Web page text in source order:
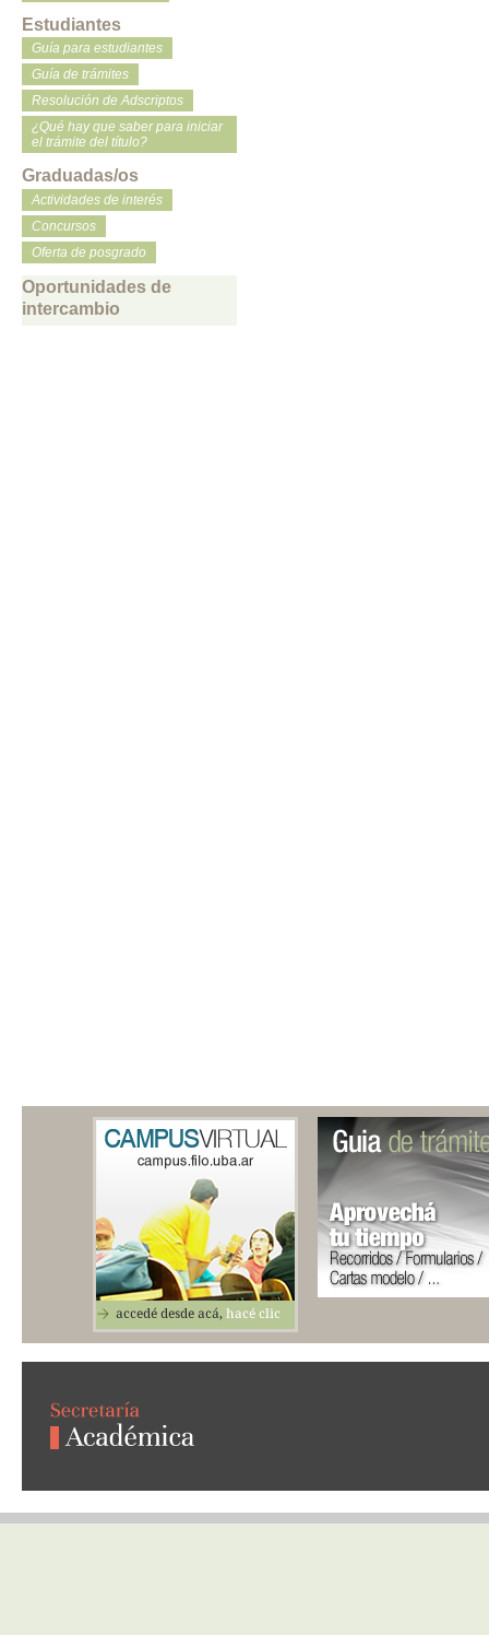
Estudiantes
Guía para estudiantes
Guía de trámites
Resolución de Adscriptos
¿Qué hay que saber para iniciar
el trámite del título?
Graduadas/os
Actividades de interés
Concursos
Oferta de posgrado
Oportunidades de
intercambio